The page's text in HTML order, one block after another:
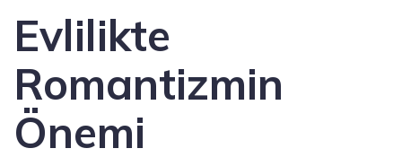
Evlilikte
Romantizmin
Önemi